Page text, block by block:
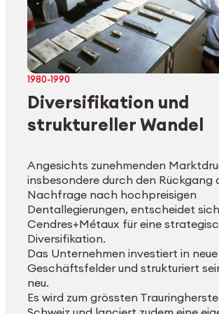
1980-1990
Diversifikation und
struktureller Wandel
Angesichts zunehmenden
insbesondere durch den Rückgang
Nachfrage nach hochpreisigen
Dentallegierungen, entscheidet sich
Cendres+Métaux für eine
Diversifikation.
Das Unternehmen investiert in neue
Geschäftsfelder und strukturiert
neu.
Es wird zum grössten